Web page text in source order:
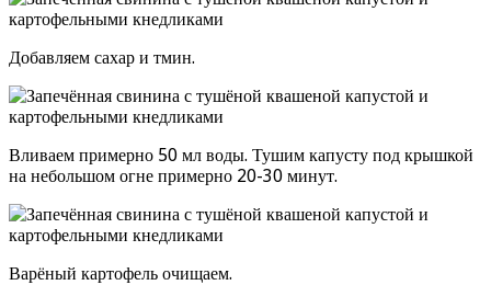
Добавляем сахар и тмин.
Вливаем примерно 50 мл воды. Тушим капусту под крышкой
на небольшом огне примерно 20-30 минут.
Варёный картофель очищаем.